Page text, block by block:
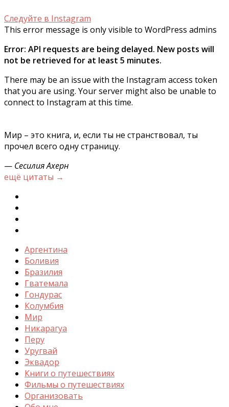
Следуйте в Instagram
This error message is only visible to WordPress admins
Error: API requests are being delayed. New posts will
not be retrieved for at least 5 minutes.
There may be an issue with the Instagram access token
that you are using. Your server might also be unable to
connect to Instagram at this time.
Мир – это книга, и, если ты не странствовал, ты
прочел всего одну страницу.
— Сесилия Ахерн
ещё цитаты →
Аргентина
Боливия
Бразилия
Гватемала
Гондурас
Колумбия
Мир
Никарагуа
Перу
Уругвай
Эквадор
Книги о путешествиях
Фильмы о путешествиях
Организовать